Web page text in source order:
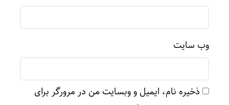
وب‌ سایت
ذخیره نام، ایمیل و وبسایت من در مرورگر برای